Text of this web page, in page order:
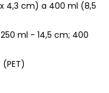
4,3 cm) a 400 ml (8,5
250 ml - 14,5 cm; 400